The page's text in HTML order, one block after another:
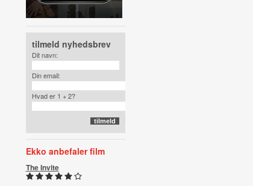
tilmeld nyhedsbrev
Dit navn:
Din email:
Hvad er 1 + 2?
Ekko anbefaler film
The Invite